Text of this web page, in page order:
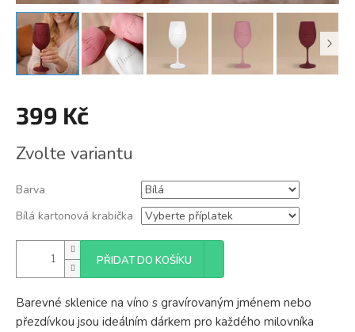
399 Kč
cena:
Zvolte variantu
Barva
Bílá kartonová krabička
PŘIDAT DO KOŠÍKU
Barevné sklenice na víno s gravírovaným jménem nebo
přezdívkou jsou ideálním dárkem pro každého milovníka